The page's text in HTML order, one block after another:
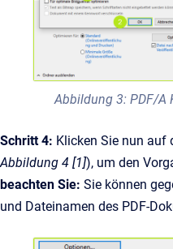
Abbildung 3: PDF/
Schritt 4: Klicken Sie nun auf
Abbildung 4 [1]), um den
beachten Sie: Sie können
und Dateinamen des PDF-